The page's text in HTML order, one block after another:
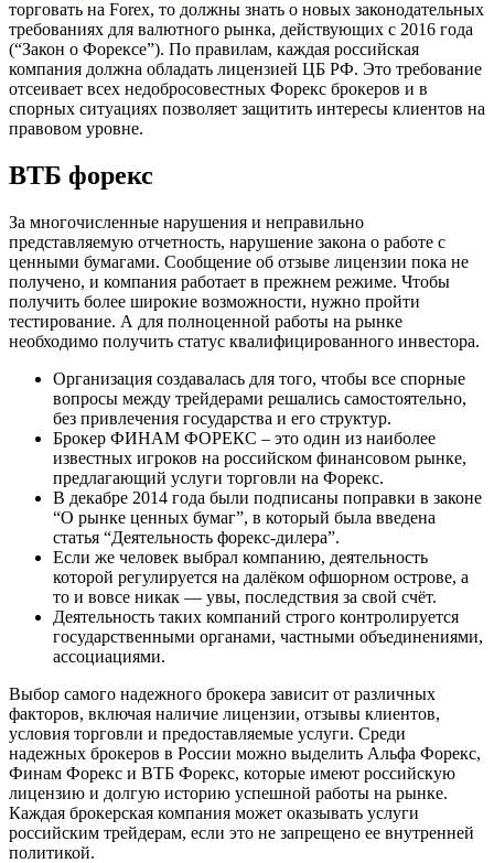
торговать на Forex, то должны знать о новых законодательных
требованиях для валютного рынка, действующих с 2016 года
(“Закон о Форексе”). По правилам, каждая российская
компания должна обладать лицензией ЦБ РФ. Это требование
отсеивает всех недобросовестных Форекс брокеров и в
спорных ситуациях позволяет защитить интересы клиентов на
правовом уровне.
ВТБ форекс
За многочисленные нарушения и неправильно
представляемую отчетность, нарушение закона о работе с
ценными бумагами. Сообщение об отзыве лицензии пока не
получено, и компания работает в прежнем режиме. Чтобы
получить более широкие возможности, нужно пройти
тестирование. А для полноценной работы на рынке
необходимо получить статус квалифицированного инвестора.
Организация создавалась для того, чтобы все спорные
вопросы между трейдерами решались самостоятельно,
без привлечения государства и его структур.
Брокер ФИНАМ ФОРЕКС – это один из наиболее
известных игроков на российском финансовом рынке,
предлагающий услуги торговли на Форекс.
В декабре 2014 года были подписаны поправки в законе
“О рынке ценных бумаг”, в который была введена
статья “Деятельность форекс-дилера”.
Если же человек выбрал компанию, деятельность
которой регулируется на далёком офшорном острове, а
то и вовсе никак — увы, последствия за свой счёт.
Деятельность таких компаний строго контролируется
государственными органами, частными объединениями,
ассоциациями.
Выбор самого надежного брокера зависит от различных
факторов, включая наличие лицензии, отзывы клиентов,
условия торговли и предоставляемые услуги. Среди
надежных брокеров в России можно выделить Альфа Форекс,
Финам Форекс и ВТБ Форекс, которые имеют российскую
лицензию и долгую историю успешной работы на рынке.
Каждая брокерская компания может оказывать услуги
российским трейдерам, если это не запрещено ее внутренней
политикой.